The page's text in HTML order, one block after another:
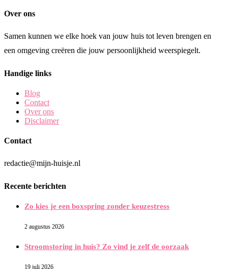
Over ons
Samen kunnen we elke hoek van jouw huis tot leven brengen en
een omgeving creëren die jouw persoonlijkheid weerspiegelt.
Handige links
Blog
Contact
Over ons
Disclaimer
Contact
redactie@mijn-huisje.nl
Recente berichten
Zo kies je een boxspring zonder keuzestress
2 augustus 2026
Stroomstoring in huis? Zo vind je zelf de oorzaak
19 juli 2026